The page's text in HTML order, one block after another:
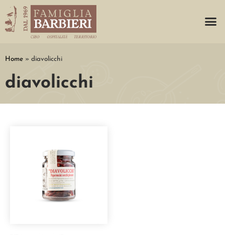
Home » diavolicchi
diavolicchi